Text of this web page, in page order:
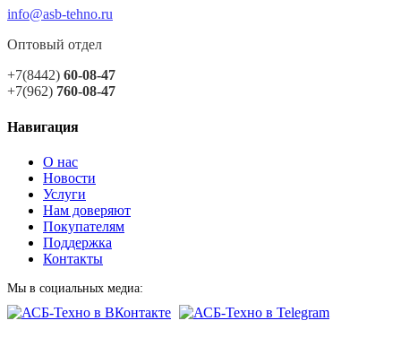
info@asb-tehno.ru
Оптовый отдел
+7(8442) 60-08-47
+7(962) 760-08-47
Навигация
О нас
Новости
Услуги
Нам доверяют
Покупателям
Поддержка
Контакты
Мы в социальных медиа: